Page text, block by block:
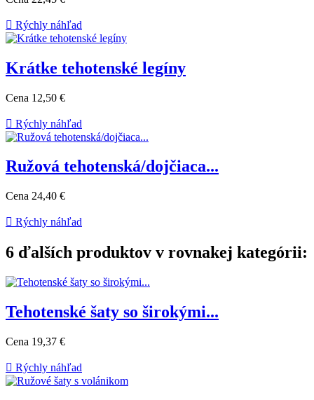
 Rýchly náhľad
Krátke tehotenské legíny
Cena 12,50 €
 Rýchly náhľad
Ružová tehotenská/dojčiaca...
Cena 24,40 €
 Rýchly náhľad
6 ďalších produktov v rovnakej kategórii:
Tehotenské šaty so širokými...
Cena 19,37 €
 Rýchly náhľad